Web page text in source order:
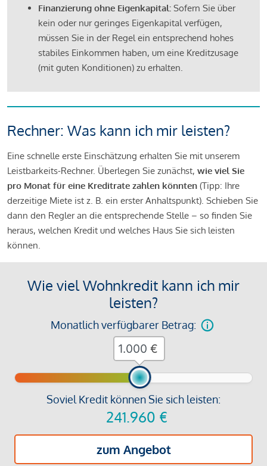
Finanzierung ohne Eigenkapital: Sofern Sie über
kein oder nur geringes Eigenkapital verfügen,
müssen Sie in der Regel ein entsprechend hohes
stabiles Einkommen haben, um eine Kreditzusage
(mit guten Konditionen) zu erhalten.
Rechner: Was kann ich mir leisten?
Eine schnelle erste Einschätzung erhalten Sie mit unserem
Leistbarkeits-Rechner. Überlegen Sie zunächst, wie viel Sie
pro Monat für eine Kreditrate zahlen könnten (Tipp: Ihre
derzeitige Miete ist z. B. ein erster Anhaltspunkt). Schieben Sie
dann den Regler an die entsprechende Stelle – so finden Sie
heraus, welchen Kredit und welches Haus Sie sich leisten
können.
Wie viel Wohnkredit kann ich mir
leisten?
Monatlich verfügbarer Betrag:
Soviel Kredit können Sie sich leisten:
241.960 €
zum Angebot
€